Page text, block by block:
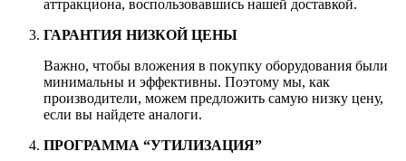
аттракциона, воспользовавшись нашей доставкой.
ГАРАНТИЯ НИЗКОЙ ЦЕНЫ
Важно, чтобы вложения в покупку оборудования были
минимальны и эффективны. Поэтому мы, как
производители, можем предложить самую низку цену,
если вы найдете аналоги.
ПРОГРАММА “УТИЛИЗАЦИЯ”